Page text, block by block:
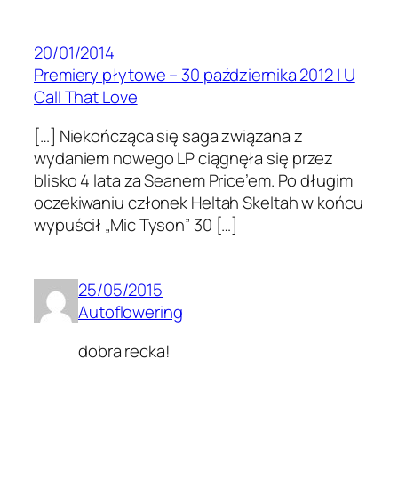
20/01/2014
Premiery płytowe – 30 października 2012 | U
Call That Love
[…] Niekończąca się saga związana z
wydaniem nowego LP ciągnęła się przez
blisko 4 lata za Seanem Price’em. Po długim
oczekiwaniu członek Heltah Skeltah w końcu
wypuścił „Mic Tyson” 30 […]
25/05/2015
Autoflowering
dobra recka!